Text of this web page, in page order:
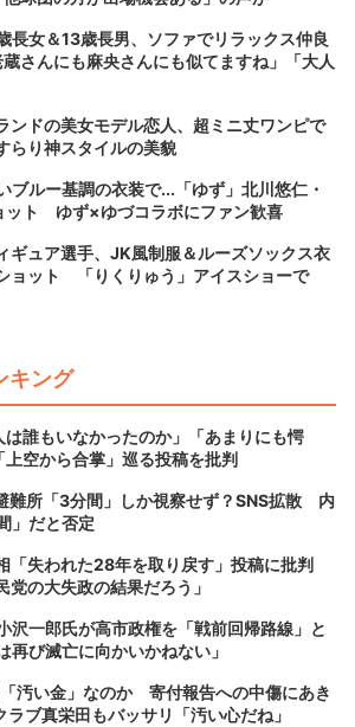
長女＆13歳長男、ソファでリラックス仲良
さんにも麻央さんにも似てますね」「大人
ンドの美女モデル恋人、超ミニ丈ワンピで
り神スタイルの美貌
ブルー基調の衣装で...「ゆず」北川悠仁・
ット ゆず×ゆづコラボにファン歓喜
ギュア選手、JK風制服＆ルーズソックス衣
ョット 「りくりゅう」アイスショーで
キング
誰もいなかったのか」「あまりにも愕
空から合掌」巡る投稿を批判
難所「3分間」しか視察せず？SNS拡散 内
」だと否定
「失われた28年を取り戻す」投稿に批判
党の大失政の結果だろう」
沢一郎氏が高市政権を「戦前回帰路線」と
び滅亡に向かいかねない」
汚い金」なのか 寄付報告への中傷にあき
ブ真栄田もバッサリ「汚い心だね」